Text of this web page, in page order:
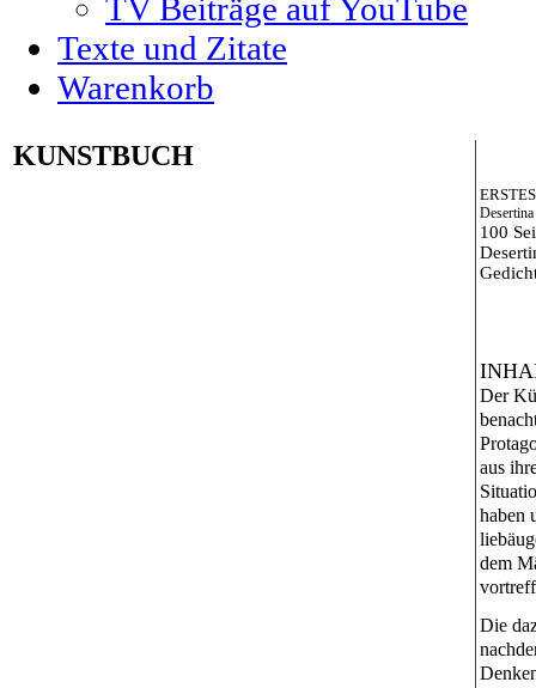
TV Beiträge auf YouTube
Texte und Zitate
Warenkorb
KUNSTBUCH
100
Der
aus
haben
dem
Die